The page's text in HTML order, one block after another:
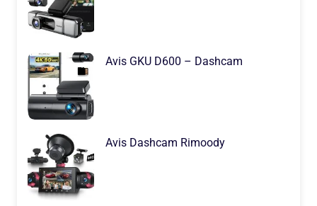
Avis GKU D600 – Dashcam
Avis Dashcam Rimoody